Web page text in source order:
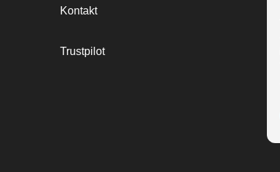
Kontakt
Trustpilot